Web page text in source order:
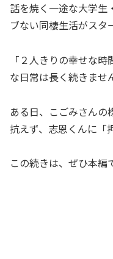
話を焼く一途な大学生
ブない同棲生活がスタ
「２人きりの幸せな
な日常は長く続きませ
ある日、こごみさんの
抗えず、志恩くんに
この続きは、ぜひ本編